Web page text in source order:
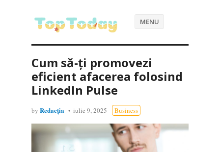
MENU
Cum să-ți promovezi
eficient afacerea folosind
LinkedIn Pulse
by Redacția iulie 9, 2025 Business